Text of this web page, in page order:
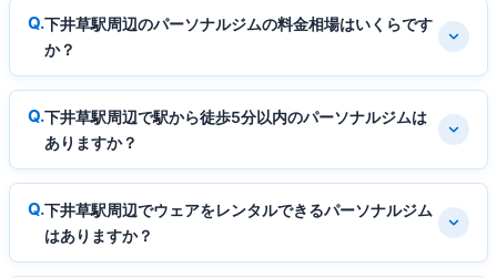
下井草駅周辺のパーソナルジムの料金相場はいくらです
か？
下井草駅周辺で駅から徒歩5分以内のパーソナルジムは
ありますか？
下井草駅周辺でウェアをレンタルできるパーソナルジム
はありますか？